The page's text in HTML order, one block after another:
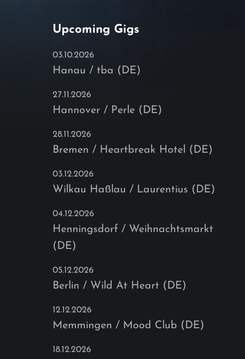
Upcoming Gigs
03.10.2026
Hanau / tba (DE)
27.11.2026
Hannover / Perle (DE)
28.11.2026
Bremen / Heartbreak Hotel (DE)
03.12.2026
Wilkau Haßlau / Laurentius (DE)
04.12.2026
Henningsdorf / Weihnachtsmarkt
(DE)
05.12.2026
Berlin / Wild At Heart (DE)
12.12.2026
Memmingen / Mood Club (DE)
18.12.2026